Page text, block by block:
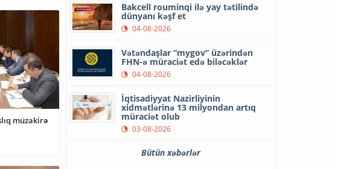
müzakirə
Bakcell rouminqi ilə yay tətilində
dünyanı kəşf et
04-08-2026
Vətəndaşlar “mygov” üzərindən
FHN-ə müraciət edə biləcəklər
04-08-2026
İqtisadiyyat Nazirliyinin
xidmətlərinə 13 milyondan artıq
müraciət olub
03-08-2026
Bütün xəbərlər